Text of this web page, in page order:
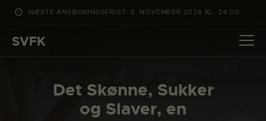
NÆSTE ANSØGNINGSFRIST: 2. NOVEMBER 2026 KL. 24:00
SVFK
Det Skønne, Sukker
og Slaver, en
DET SKER
PROJEKTER